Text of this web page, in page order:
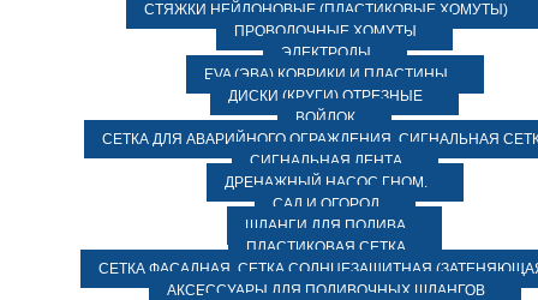
СТЯЖКИ НЕЙЛОНОВЫЕ (ПЛАСТИКОВЫЕ ХОМУТЫ)
ПРОВОЛОЧНЫЕ ХОМУТЫ
ЭЛЕКТРОДЫ
EVA (ЭВА) КОВРИКИ И ПЛАСТИНЫ
ДИСКИ (КРУГИ) ОТРЕЗНЫЕ
ВОЙЛОК
СЕТКА ДЛЯ АВАРИЙНОГО ОГРАЖДЕНИЯ, СИГНАЛЬНАЯ
СИГНАЛЬНАЯ ЛЕНТА
ДРЕНАЖНЫЙ НАСОС ГНОМ.
САД И ОГОРОД
ШЛАНГИ ДЛЯ ПОЛИВА
ПЛАСТИКОВАЯ СЕТКА
СЕТКА ФАСАДНАЯ. СЕТКА СОЛНЦЕЗАЩИТНАЯ
АКСЕССУАРЫ ДЛЯ ПОЛИВОЧНЫХ ШЛАНГОВ